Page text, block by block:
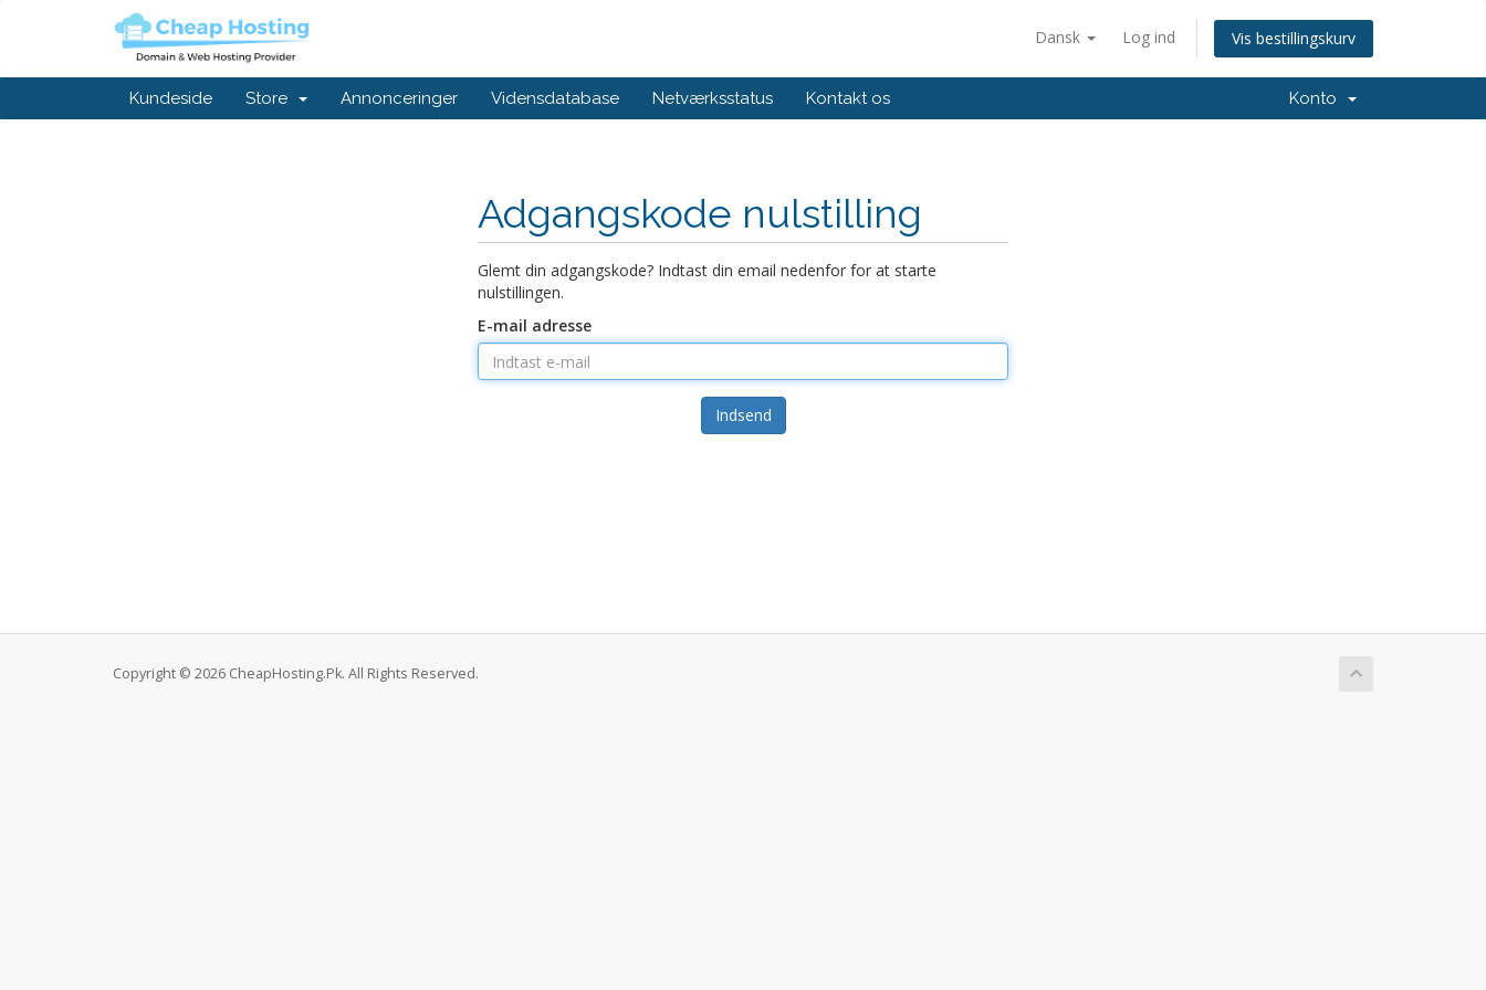
Dansk Log ind Vis bestillingskurv
Kundeside Store Annonceringer Vidensdatabase Netværksstatus Kontakt os Konto
Adgangskode nulstilling
Glemt din adgangskode? Indtast din email nedenfor for at starte
nulstillingen.
E-mail adresse
Indsend
Copyright © 2026 CheapHosting.Pk. All Rights Reserved.